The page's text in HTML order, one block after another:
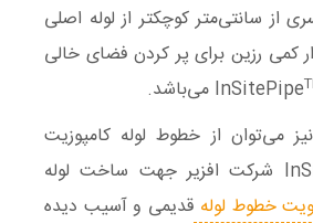
از سانتی‌متر کوچکتر از لوله اصلی
کمی رزین برای پر کردن فضای خالی
می‌باشد.
می‌توان از خطوط لوله کامپوزیت
شرکت افزیر جهت ساخت لوله
خطوط لوله قدیمی و آسیب دیده